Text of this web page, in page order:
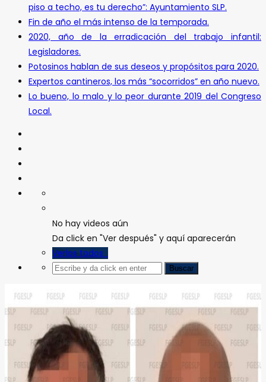
piso a techo, es tu derecho”: Ayuntamiento SLP.
Fin de año el más intenso de la temporada.
2020, año de la erradicación del trabajo infantil:
Legisladores.
Potosinos hablan de sus deseos y propósitos para 2020.
Expertos cantineros, los más “socorridos” en año nuevo.
Lo bueno, lo malo y lo peor durante 2019 del Congreso
Local.
No hay videos aún
Da click en "Ver después" y aquí aparecerán
Verlos todos